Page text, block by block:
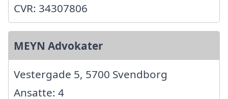
CVR: 34307806
MEYN Advokater
Vestergade 5, 5700 Svendborg
Ansatte: 4